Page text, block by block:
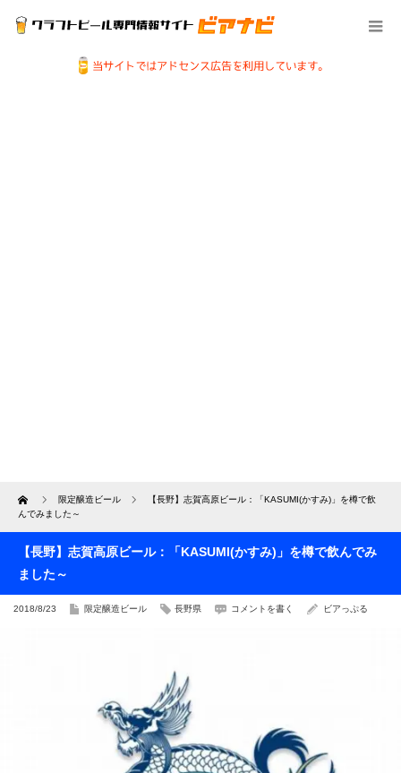
Home 限定醸造ビール
【長野】志賀高原ビール：「KASUMI(かすみ)」を樽で飲
んでみました～
【長野】志賀高原ビール：「KASUMI(かすみ)」を樽で飲んでみ
ました～
2018/8/23 限定醸造ビール 長野県 コメントを書く ビアっぷる